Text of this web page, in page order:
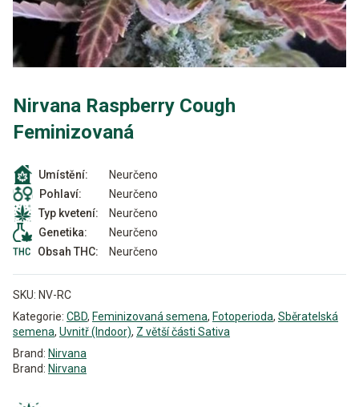
Nirvana Raspberry Cough
Feminizovaná
Umístění:
Neurčeno
Pohlaví:
Neurčeno
Typ kvetení:
Neurčeno
Genetika:
Neurčeno
Obsah THC:
Neurčeno
SKU: NV-RC
Kategorie: CBD, Feminizovaná semena, Fotoperioda, Sběratelská
semena, Uvnitř (Indoor), Z větší části Sativa
Brand: Nirvana
Brand: Nirvana